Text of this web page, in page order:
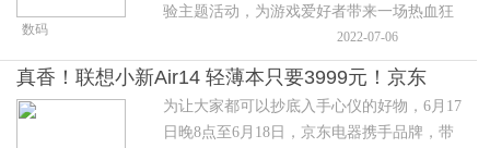
验主题活动，为游戏爱好者带来一场热血狂
数码 2022-07-06
真香！联想小新Air14 轻薄本只要3999元！京东
618太狠了
为让大家都可以抄底入手心仪的好物，6月17
日晚8点至6月18日，京东电器携手品牌，带